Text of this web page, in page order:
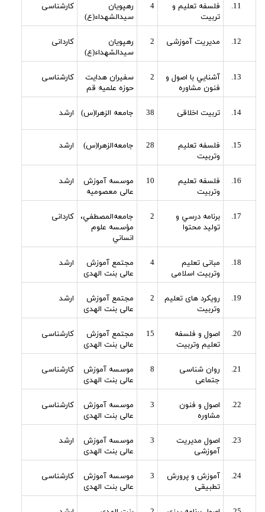
فلسفه تعلیم و
تربیت
4
رهپویان
سیدالشهداء(ع)
کارشناسی
مدیریت آموزشی 2
رهپویان
سیدالشهداء(ع)
کاردانی
آشنايي با اصول و
فنون مشاوره
2
سفيران هدايت
حوزه علمیه قم
کارشناسی
تربیت اخلاقی 38 جامعه الزهرا(س) ارشد
فلسفه تعلیم
وتربیت
28 جامعه‌الزهرا(س) ارشد
فلسفه تعلیم
وتربیت
10
موسسه آموزش
عالی معصومیه
ارشد
برنامه درسي و
تولید محتوا
2
جامعه‌المصطفي،
مؤسسه علوم
انساني
کاردانی
مبانی تعلیم
وتربیت اسلامی
4
مجتمع آموزش
عالی بنت الهدی
ارشد
رویکرد های تعلیم
وتربیت
2
مجتمع آموزش
عالی بنت الهدی
ارشد
اصول و فلسفه
تعلیم وتربیت
15
مجتمع آموزش
عالی بنت الهدی
کارشناسی
روان شناسی
جتماعی
8
موسسه آموزش
عالی بنت الهدی
کارشناسی
اصول و فنون
مشاوره
3
موسسه آموزش
عالی بنت الهدی
کارشناسی
اصول مدیریت
آموزشی
3
موسسه آموزش
عالی بنت الهدی
ارشد
آموزش و پرورش
تطبیقی
3
موسسه آموزش
عالی بنت الهدی
کارشناسی